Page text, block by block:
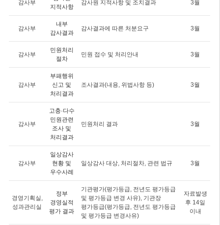
감사부
지적사항
감사원 지적사항 및 조치결과 3월
감사부
내부
감사결과
감사결과에 따른 처분요구 3월
감사부
민원처리
절차
민원 접수 및 처리안내 3월
감사부
부패행위
신고 및
처리결과
조사결과(내용, 위법사항 등) 3월
감사부
고충·다수
민원관련
조사 및
처리결과
민원처리 결과 3월
감사부
일상감사
현황 및
우수사례
일상감사 대상, 처리절차, 관련 법규 3월
경영기획실,
성과관리실
정부
경영실적
평가 결과
기관평가(평가등급, 전년도 평가등급
및 평가등급 변경 사유), 기관장
평가등급(평가등급, 전년도 평가등급
및 평가등급 변경사유)
자료발생
후 14일
이내